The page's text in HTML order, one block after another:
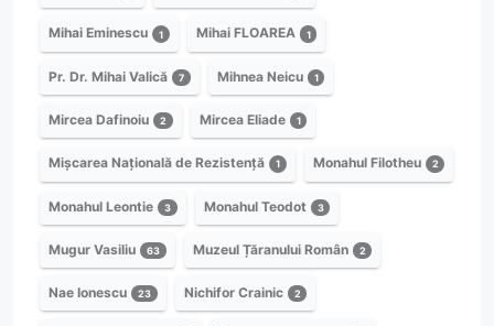
Mihai Eminescu 1 Mihai FLOAREA 1
Pr. Dr. Mihai Valică 7 Mihnea Neicu 1
Mircea Dafinoiu 2 Mircea Eliade 1
Mișcarea Națională de Rezistență 1 Monahul Filotheu 2
Monahul Leontie 3 Monahul Teodot 3
Mugur Vasiliu 63 Muzeul Țăranului Român 2
Nae Ionescu 23 Nichifor Crainic 2